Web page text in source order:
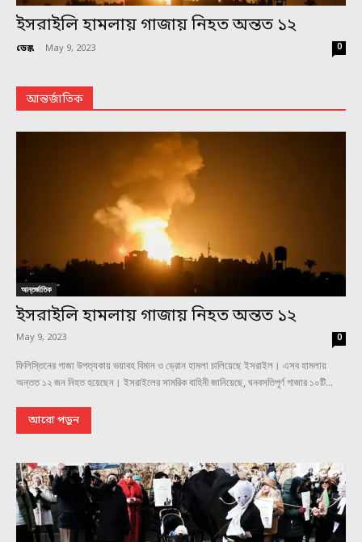
ইসরাইলি হামলায় গাজায় নিহত অন্তত ১২
ডেস্ক - May 9, 2023 0
আন্তর্জাতিক
আন্তর্জাতিক
ইসরাইলি হামলায় গাজায় নিহত অন্তত ১২
May 9, 2023 0
ফিলিস্তিনের গাজা উপত্যকায় ভয়াবহ বিমান ও ড্রোন হামলা চালিয়েছে ইসরাইল। এসব হামলায়
অন্তত ১২ জন নিহত হয়েছেন। ইসরাইলের সামরিক বাহিনী জানিয়েছে, ঘনবসতিপূর্ণ গাজার ১০টি...
আরো পড়ুন